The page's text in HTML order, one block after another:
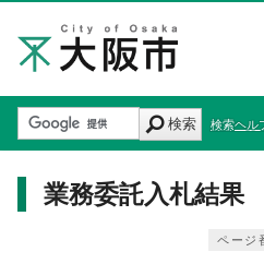
検索 検索ヘル
業務委託入札結果
ペー